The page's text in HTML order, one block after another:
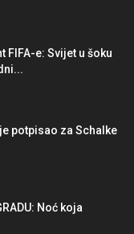
FIFA-e: Svijet u šoku
potpisao za Schalke
Noć koja